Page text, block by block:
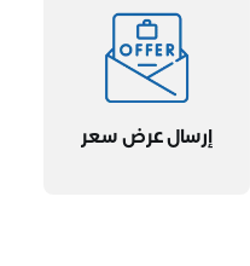
إرسال عرض سعر